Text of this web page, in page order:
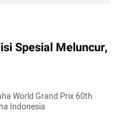
Spesial Meluncur,
World Grand Prix 60th
Indonesia